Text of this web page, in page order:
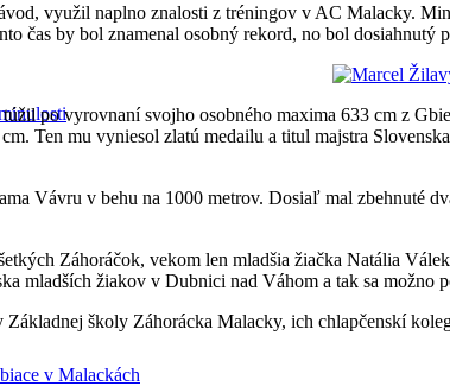
v Malackách
využil naplno znalosti z tréningov v AC Malacky.
čas by bol znamenal osobný rekord, no bol dosiahnutý
po vyrovnaní svojho osobného maxima 633 cm z
Ten mu vyniesol zlatú medailu a titul majstra
Vávru v behu na 1000 metrov. Dosiaľ mal
Záhoráčok, vekom len mladšia žiačka Natália
mladších žiakov v Dubnici nad Váhom a tak sa možno
školy Záhorácka Malacky, ich chlapčenskí